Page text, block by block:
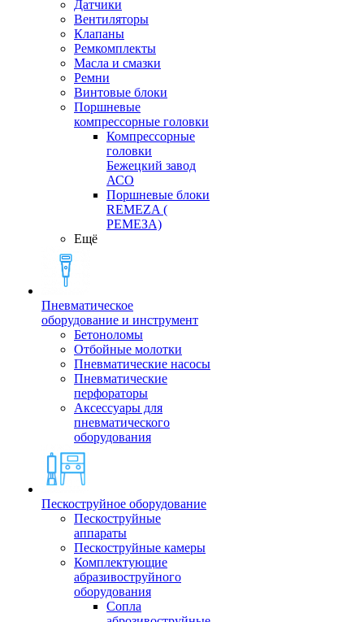
Датчики
Вентиляторы
Клапаны
Ремкомплекты
Масла и смазки
Ремни
Винтовые блоки
Поршневые
компрессорные головки
Компрессорные
головки
Бежецкий завод
АСО
Поршневые блоки
REMEZA (
РЕМЕЗА)
Ещё
Пневматическое
оборудование и инструмент
Бетоноломы
Отбойные молотки
Пневматические насосы
Пневматические
перфораторы
Аксессуары для
пневматического
оборудования
Пескоструйное оборудование
Пескоструйные
аппараты
Пескоструйные камеры
Комплектующие
абразивоструйного
оборудования
Сопла